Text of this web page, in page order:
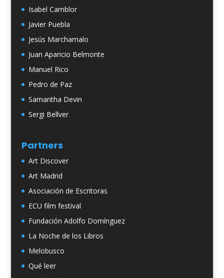
Isabel Camblor
Javier Puebla
Jesús Marchamalo
Juan Aparicio Belmonte
Manuel Rico
Pedro de Paz
Samantha Devin
Sergi Bellver
Partners
Art Discover
Art Madrid
Asociación de Escritoras
ECU film festival
Fundación Adolfo Domínguez
La Noche de los Libros
Melobusco
Qué leer